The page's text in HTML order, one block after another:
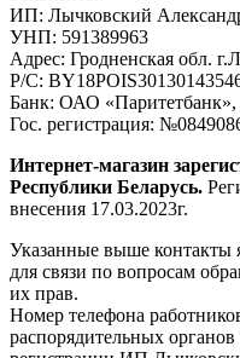
ИП: Лычковский
УНП: 591389963
Адрес: Гродненская обл.
Р/С:
Банк: ОАО
Гос. регистрация:
Интернет-магазин
Республики Беларусь.
внесения 17.03.2023г.
Указанные выше контакты
для связи по вопросам
их прав.
Номер телефона
распорядительных